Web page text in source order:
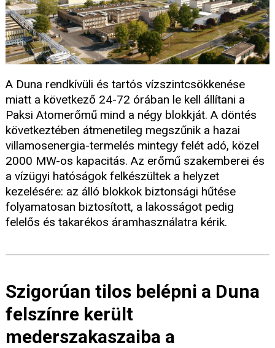
A Duna rendkívüli és tartós vízszintcsökkenése
miatt a következő 24-72 órában le kell állítani a
Paksi Atomerőmű mind a négy blokkját. A döntés
következtében átmenetileg megszűnik a hazai
villamosenergia-termelés mintegy felét adó, közel
2000 MW-os kapacitás. Az erőmű szakemberei és
a vízügyi hatóságok felkészültek a helyzet
kezelésére: az álló blokkok biztonsági hűtése
folyamatosan biztosított, a lakosságot pedig
felelős és takarékos áramhasználatra kérik.
Szigorúan tilos belépni a Duna
felszínre került
mederszakaszaiba a